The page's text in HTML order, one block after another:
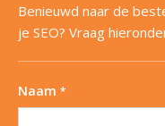
Benieuwd naar de
je SEO? Vraag
Naam *